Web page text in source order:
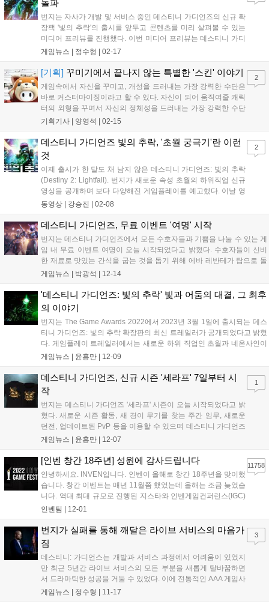
돌파
번지는 자사가 개발 및 서비스 중인 데스티니 가디언즈의 신규 확
장팩 '빛의 추락'의 출시를 앞두고 콘텐츠를 미리 살펴볼 수 있는
미디어 프리뷰를 진행했다. 이번 미디어 프리뷰는 데스티니 가디
언즈의 게임 디렉터 조 블랙번과 프로젝트 리드 카타리나 마세도
이하는 모습을 보여주면서 새롭게 추가되는...
게임뉴스 | 정수형 02-17
[기획] 꾸미기에서 끝나지 않는 특별한 '스킨' 이야기
게임속에서 자신을 꾸미고, 개성을 드러내는 가장 강력한 수단은
바로 커스터마이징이라고 할 수 있다. 자신이 되어 움직여줄 캐릭
터의 외형을 꾸며서 자신의 정체성을 드러내는 가장 강력한 수단
이기도 하니까. 그래서 이러한 커스터마이징 요소는 타인과 만나
한 캐릭터들을 꾸미는 '스킨'은 많은 유저들에게...
기획기사 | 양영석 02-15
2
데스티니 가디언즈 빛의 추락, '초월 궁극기'란 이런
것
이제 출시가 한 달도 채 남지 않은 데스티니 가디언즈: 빛의 추락
(Destiny 2: Lightfall). 번지가 새로운 속성 초월의 하위직업 신규
영상을 공개하며 보다 다양해진 게임플레이를 예고했다. 이날 영
상을 통해 공개된 게임플레이에는 초월 하위직업으로 다양한 콘
예질주사' 등의 등...
동영상 | 강승진 02-08
2
데스티니 가디언즈, 무료 이벤트 '여명' 시작
번지는 데스티니 가디언즈에서 모든 수호자들과 기쁨을 나눌 수 있는 게
임 내 무료 이벤트 여명이 오늘 시작되었다고 밝혔다. 수호자들이 신비
한 재료로 맛있는 간식을 굽는 것을 돕기 위해 에바 레반테가 탑으로 돌
아왔으며, 오는 1월 3일까지 여명 이벤트에 참여하여 맛있는 간식을 행
료, 경...
게임뉴스 | 박광석 12-14
'데스티니 가디언즈: 빛의 추락' 빛과 어둠의 대결, 그 최후
의 이야기
번지는 The Game Awards 2022에서 2023년 3월 1일에 출시되는 데스
티니 가디언즈: 빛의 추락 확장판의 최신 트레일러가 공개되었다고 밝혔
다. 게임플레이 트레일러에서는 새로운 하위 직업인 초월과 네온사인이
휘황하게 번쩍이는 도시, 네오무나를 만나 볼 수 있다. 더불어 이번 The
게임뉴스 | 윤홍만 12-09
데스티니 가디언즈, 신규 시즌 '세라프' 7일부터 시
작
번지는 데스티니 가디언즈 '세라프' 시즌이 오늘 시작되었다고 밝
혔다. 새로운 시즌 활동, 새 경이 무기를 찾는 주간 임무, 새로운
던전, 업데이트된 PvP 등을 이용할 수 있으며 데스티니 가디언즈
에서 플레이어들이 상징적인 암살자가 될 수 있도록 번지와
난 한 해를 돌아보고 새로운 도전을...
게임뉴스 | 윤홍만 12-07
1
[인벤 창간 18주년] 성원에 감사드립니다
안녕하세요. INVEN입니다. 인벤이 올해로 창간 18주년을 맞이했
습니다. 창간 이벤트는 매년 11월쯤 했었는데 올해는 조금 늦었습
니다. 역대 최대 규모로 진행된 지스타와 인벤게임컨퍼런스(IGC)
준비 때문에 바쁘기도 했고 야심 차게 준비한 올해의 게임(GOTY)
인벤 게임 페스티벌이라는 이름으...
인벤팀 12-01
11758
번지가 실패를 통해 깨달은 라이브 서비스의 마음가
짐
데스티니: 가디언스는 개발과 서비스 과정에서 어려움이 있었지
만 최근 5년간 라이브 서비스의 모든 부분을 새롭게 탈바꿈하면
서 드라마틱한 성공을 거둘 수 있었다. 이에 전통적인 AAA 게임사
를 현대적인 라이브 서비스 스튜디오로 바꾸는 과정에서 배울 수
게임뉴스 | 정수형 11-17
3